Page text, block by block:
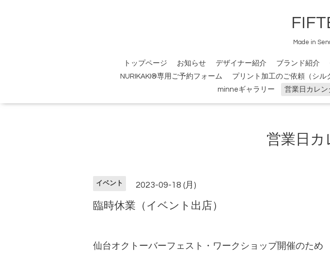
Made in
トップページ お知らせ デザイナー紹介 ブランド紹介
NURIKAKI®専用ご予約フォーム
プリント加工のご依頼（シル
minneギャラリー
営業日カレン
営業日カ
イベント 2023-09-18 (月)
臨時休業（イベント出店）
仙台オクトーバーフェスト・ワークショップ開催のため